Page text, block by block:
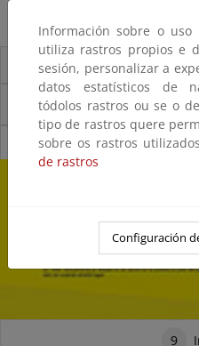
Exposición disponible para
Descarga e impresión
Biomasa
9
Información sobre o
utiliza rastros propios e
sesión, personalizar a
datos estatísticos de
tódolos rastros ou se o
tipo de rastros quere
sobre os rastros
de rastros
Configuración